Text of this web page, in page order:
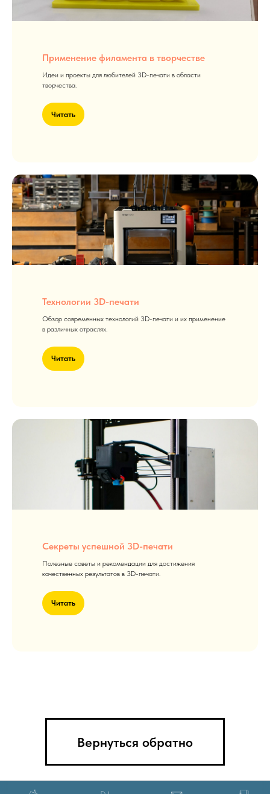
Применение филамента в творчестве
Идеи и проекты для любителей 3D-печати в области
творчества.
Читать
Технологии 3D-печати
Обзор современных технологий 3D-печати и их применение
в различных отраслях.
Читать
Секреты успешной 3D-печати
Полезные советы и рекомендации для достижения
качественных результатов в 3D-печати.
Читать
Вернуться обратно